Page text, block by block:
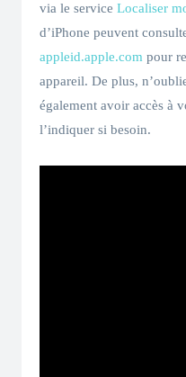
via le service Localiser
d’iPhone peuvent
appleid.apple.com pour
appareil. De plus,
également avoir accès à
l’indiquer si besoin.